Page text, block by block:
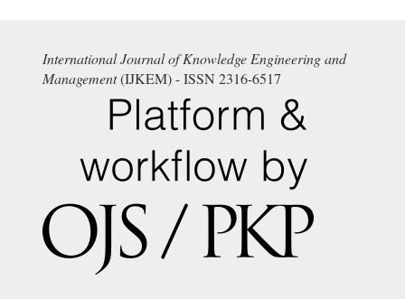
International Journal of Knowledge Engineering and
Management(IJKEM) - ISSN 2316-6517